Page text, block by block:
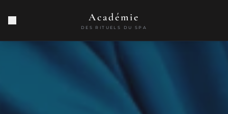
Académie
DES RITUELS DU SPA